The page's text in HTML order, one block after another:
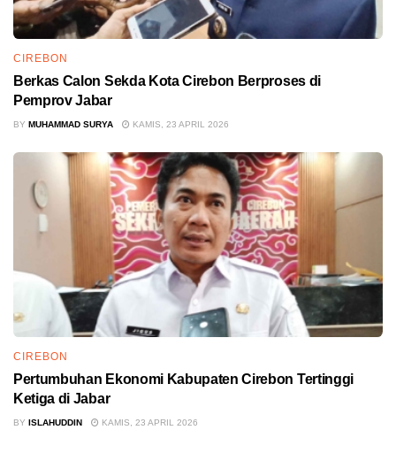
CIREBON
Berkas Calon Sekda Kota Cirebon Berproses di
Pemprov Jabar
BY MUHAMMAD SURYA KAMIS, 23 APRIL 2026
CIREBON
Pertumbuhan Ekonomi Kabupaten Cirebon Tertinggi
Ketiga di Jabar
BY ISLAHUDDIN KAMIS, 23 APRIL 2026